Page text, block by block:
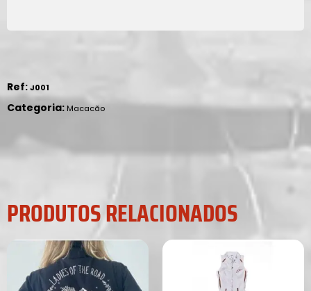
Ref:J001
Categoria: Macacão
PRODUTOS RELACIONADOS